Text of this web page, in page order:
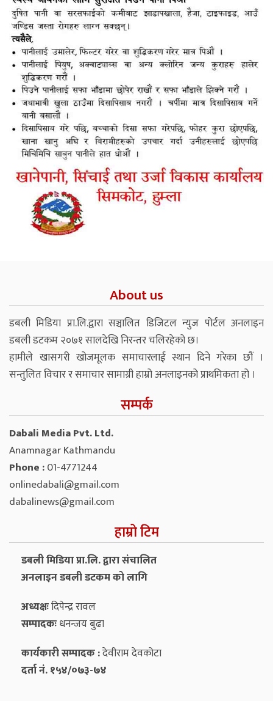
About us
डबली मिडिया प्रा.लि.द्वारा सञ्चालित डिजिटल न्युज पोर्टल अनलाइन
डबली डटकम २०७१ सालदेखि निरन्तर चलिरहेको छ।
हामीले खासगरी खोजमूलक समाचारलाई स्थान दिने गरेका छौं ।
सन्तुलित विचार र समाचार सामाग्री हाम्रो अनलाइनको प्राथमिकता हो ।
सम्पर्क
Dabali Media Pvt. Ltd.
Anamnagar Kathmandu
Phone :01-4771244
onlinedabali@gmail.com
dabalinews@gmail.com
हाम्रो टिम
डबली मिडिया प्रा.लि. द्वारा संचालित
अनलाइन डबली डटकम को लागि
अध्यक्षःदिपेन्द्र रावल
सम्पादकःधनन्‍जय बुढा
कार्यकारी सम्पादक :देवीराम देवकोटा
दर्ता नं. १५४/०७३-७४